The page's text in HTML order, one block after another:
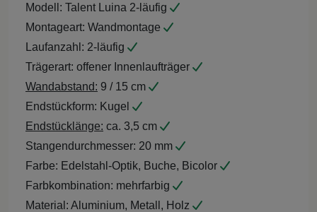
Modell: Talent Luina 2-läufig
Montageart: Wandmontage
Laufanzahl: 2-läufig
Trägerart: offener Innenlaufträger
Wandabstand: 9 / 15 cm
Endstückform: Kugel
Endstücklänge: ca. 3,5 cm
Stangendurchmesser: 20 mm
Farbe: Edelstahl-Optik, Buche, Bicolor
Farbkombination: mehrfarbig
Material: Aluminium, Metall, Holz